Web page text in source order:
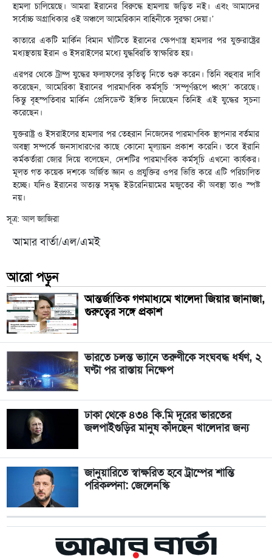
হামলা চালিয়েছে। আমরা ইরানের বিরুদ্ধে হামলায় জড়িত নই। এবং আমাদের
সর্বোচ্চ অগ্রাধিকার ওই অঞ্চলে আমেরিকান বাহিনীকে সুরক্ষা দেয়া।’
কাতারে একটি মার্কিন বিমান ঘাঁটিতে ইরানের ক্ষেপণাস্ত্র হামলার পর যুক্তরাষ্ট্রের
মধ্যস্থতায় ইরান ও ইসরাইলের মধ্যে যুদ্ধবিরতি স্বাক্ষরিত হয়।
এরপর থেকে ট্রাম্প যুদ্ধের ফলাফলের কৃতিত্ব নিতে শুরু করেন। তিনি বহুবার দাবি
করেছেন, আমেরিকা ইরানের পারমাণবিক কর্মসূচি ‘সম্পূর্ণরূপে ধ্বংস’ করেছে।
কিন্তু বৃহস্পতিবার মার্কিন প্রেসিডেন্ট ইঙ্গিত দিয়েছেন তিনিই এই যুদ্ধের সূচনা
করেছেন।
যুক্তরাষ্ট্র ও ইসরাইলের হামলার পর তেহরান নিজেদের পারমাণবিক স্থাপনার বর্তমার
অবস্থা সম্পর্কে জনসাধারণের কাছে কোনো মূল্যায়ন প্রকাশ করেনি। তবে ইরানি
কর্মকর্তারা জোর দিয়ে বলেছেন, দেশটির পারমাণবিক কর্মসূচি এখনো কার্যকর।
মূলত গত কয়েক দশকে অর্জিত জ্ঞান ও প্রযুক্তির ওপর ভিত্তি করে এটি পরিচালিত
হচ্ছে। যদিও ইরানের অত্যন্ত সমৃদ্ধ ইউরেনিয়ামের মজুতের কী অবস্থা তাও স্পষ্ট
নয়।
সূত্র: আল জাজিরা
আমার বার্তা/এল/এমই
আরো পড়ুন
আন্তর্জাতিক গণমাধ্যমে খালেদা জিয়ার জানাজা,
গুরুত্বের সঙ্গে প্রকাশ
ভারতে চলন্ত ভ্যানে তরুণীকে সংঘবদ্ধ ধর্ষণ, ২
ঘণ্টা পর রাস্তায় নিক্ষেপ
ঢাকা থেকে ৪৩৪ কি.মি দূরের ভারতের
জলপাইগুড়ির মানুষ কাঁদছেন খালেদার জন্য
জানুয়ারিতে স্বাক্ষরিত হবে ট্রাম্পের শান্তি
পরিকল্পনা: জেলেনস্কি